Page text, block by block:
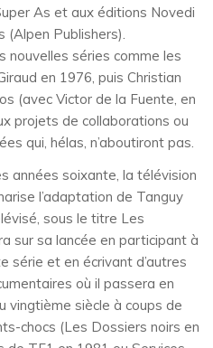
As et aux éditions Novedi
(Alpen Publishers).
nouvelles séries comme les
en 1976, puis Christian
(avec Victor de la Fuente, en
projets de collaborations ou
qui, hélas, n’aboutiront pas.
années soixante, la télévision
l’adaptation de Tanguy
sous le titre Les
sur sa lancée en participant à
série et en écrivant d’autres
où il passera en
vingtième siècle à coups de
chocs (Les Dossiers noirs en